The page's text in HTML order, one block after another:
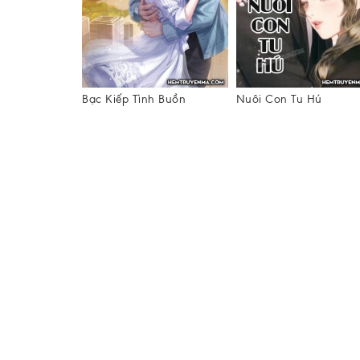
Bạc Kiếp Tình Buồn Nuôi Con Tu Hú